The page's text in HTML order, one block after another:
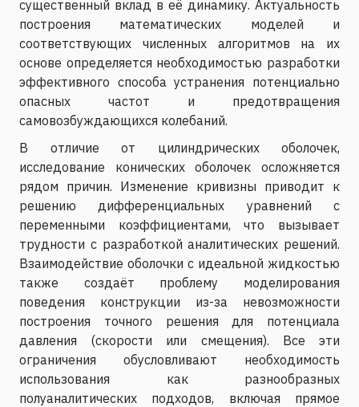
существенный вклад в её динамику. Актуальность
построения математических моделей и
соответствующих численных алгоритмов на их
основе определяется необходимостью разработки
эффективного способа устранения потенциально
опасных частот и предотвращения
самовозбуждающихся колебаний.
В отличие от цилиндрических оболочек,
исследование конических оболочек осложняется
рядом причин. Изменение кривизны приводит к
решению дифференциальных уравнений с
переменными коэффициентами, что вызывает
трудности с разработкой аналитических решений.
Взаимодействие оболочки с идеальной жидкостью
также создаёт проблему моделирования
поведения конструкции из-за невозможности
построения точного решения для потенциала
давления (скорости или смещения). Все эти
ограничения обусловливают необходимость
использования как разнообразных
полуаналитических подходов, включая прямое